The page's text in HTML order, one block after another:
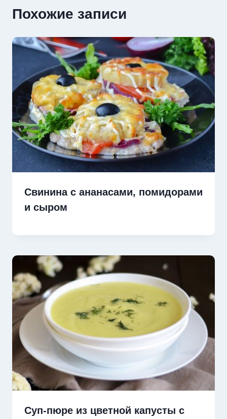
Похожие записи
Свинина с ананасами, помидорами
и сыром
Суп-пюре из цветной капусты с